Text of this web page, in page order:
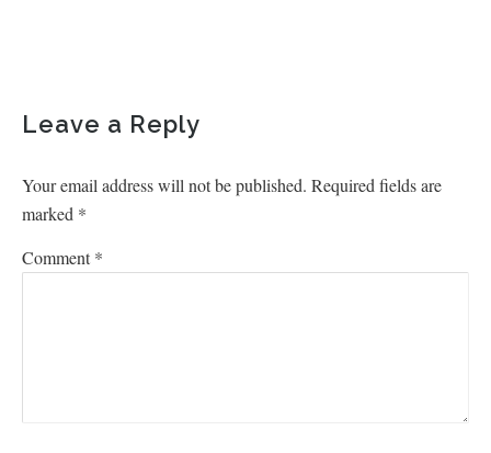
Leave a Reply
Your email address will not be published. Required fields are
marked *
Comment*